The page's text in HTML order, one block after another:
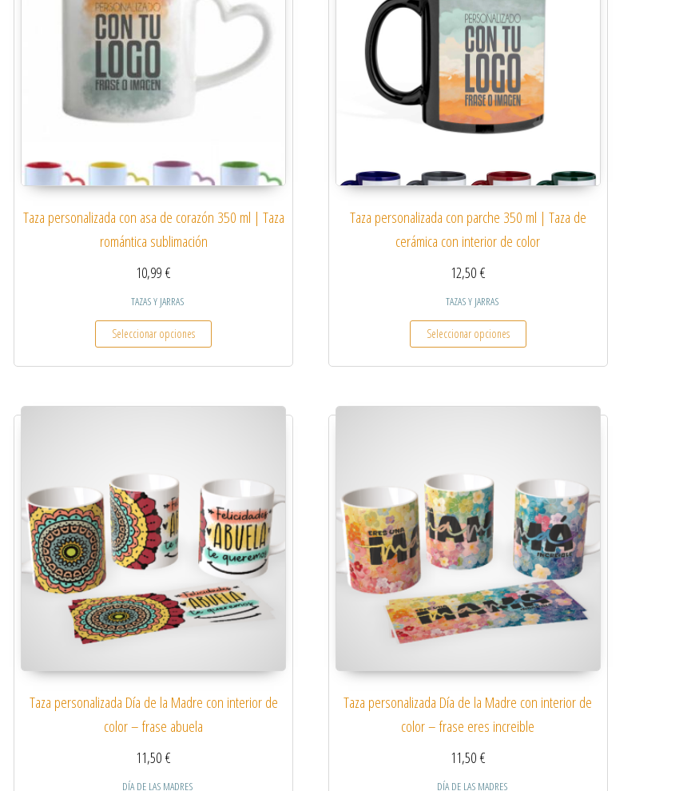
Taza personalizada con asa de corazón 350 ml | Taza
romántica sublimación
10,99€
TAZAS Y JARRAS
Seleccionar opciones
Este producto tiene múltiples variantes. Las opciones se pueden elegir en la página de producto
Taza personalizada con parche 350 ml | Taza de
cerámica con interior de color
12,50€
TAZAS Y JARRAS
Seleccionar opciones
Este producto tiene múltiples
Taza personalizada Día de la Madre con interior de
color – frase abuela
11,50€
DÍA DE LAS MADRES
Taza personalizada Día de la Madre con interior de
color – frase eres increible
11,50€
DÍA DE LAS MADRES